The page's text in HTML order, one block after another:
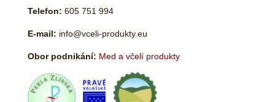
Telefon: 605 751 994
E-mail: info@vceli-produkty.eu
Obor podnikání: Med a včelí produkty